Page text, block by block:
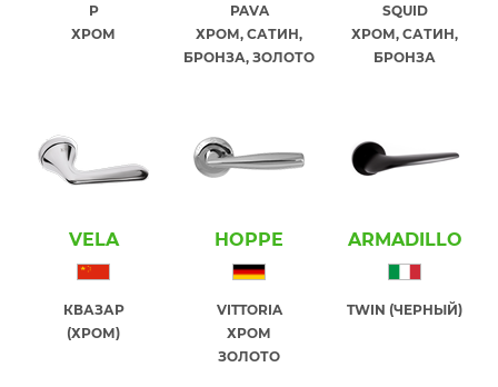
P
ХРОМ
PAVA
ХРОМ, САТИН,
БРОНЗА, ЗОЛОТО
SQUID
ХРОМ, САТИН,
БРОНЗА
VELA
КВАЗАР
(ХРОМ)
HOPPE
VITTORIA
ХРОМ
ЗОЛОТО
ARMADILLO
TWIN (ЧЕРНЫЙ)